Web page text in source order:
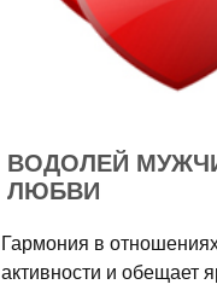
ВОДОЛЕЙ
ЛЮБВИ
Гармония в
активности и обещает